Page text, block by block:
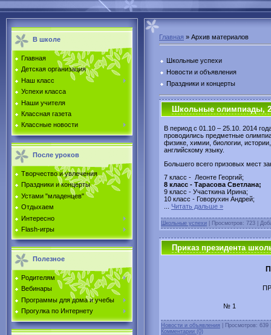
В школе
Главная
Детская организация
Наш класс
Успехи класса
Наши учителя
Классная газета
Классные новости
После уроков
Творчество и увлечения
Праздники и концерты
Устами "младенцев"
Отдыхаем
Интересно
Flash-игры
Полезное
Родителям
Вебинары
Программы для дома и учебы
Прогулка по Интернету
Главная » Архив материалов
Школьные успехи
Новости и объявления
Праздники и концерты
Школьные олимпиады,
В период с 01.10 – 25.10. 2014
проводились предметные
физике, химии, биологии,
английскому языку.
Большего всего призовых мест
7 класс - Леонте Георгий;
8 класс - Тарасова Светлана;
9 класс - Участкина Ирина;
10 класс - Говорухин Андрей;
Читать дальше »
Школьные успехи | Просмотров: 723 |
Приказ президента
№
Новости и объявления | Просмотров:
Комментарии (0)